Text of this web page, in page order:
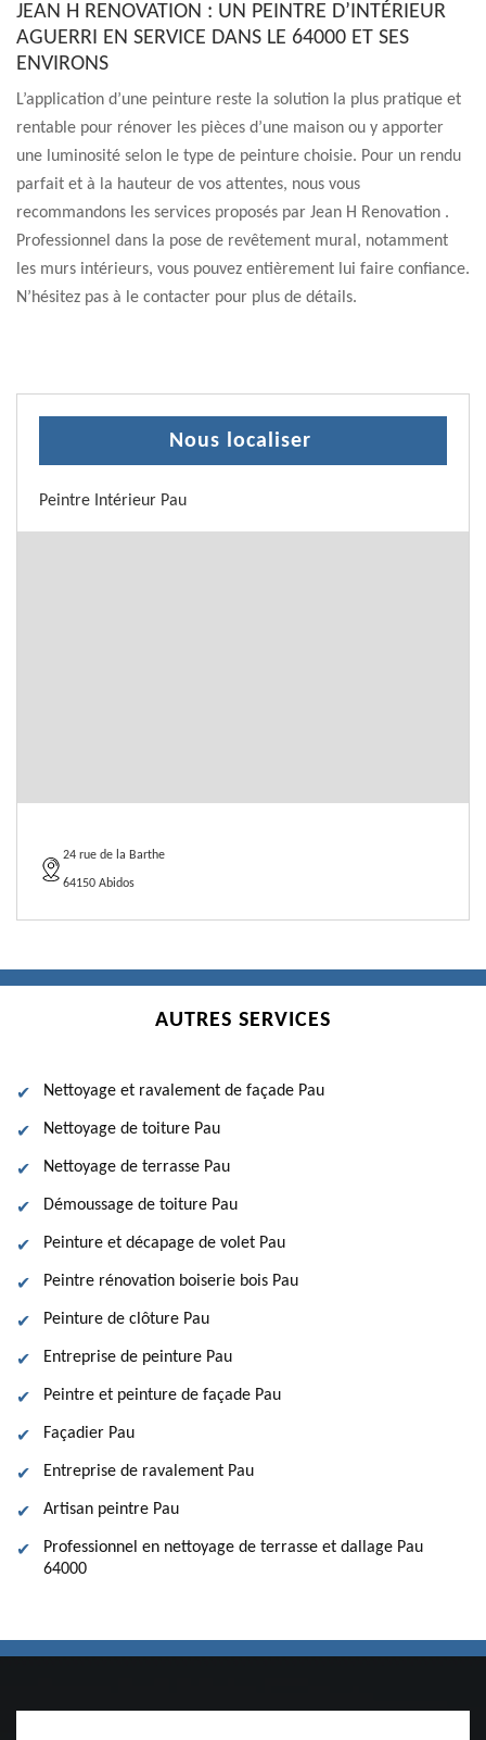
JEAN H RENOVATION : UN PEINTRE D’INTÉRIEUR
AGUERRI EN SERVICE DANS LE 64000 ET SES
ENVIRONS
L’application d’une peinture reste la solution la plus pratique et
rentable pour rénover les pièces d’une maison ou y apporter
une luminosité selon le type de peinture choisie. Pour un rendu
parfait et à la hauteur de vos attentes, nous vous
recommandons les services proposés par Jean H Renovation .
Professionnel dans la pose de revêtement mural, notamment
les murs intérieurs, vous pouvez entièrement lui faire confiance.
N’hésitez pas à le contacter pour plus de détails.
Nous localiser
Peintre Intérieur Pau
24 rue de la Barthe
64150 Abidos
AUTRES SERVICES
Nettoyage et ravalement de façade Pau
Nettoyage de toiture Pau
Nettoyage de terrasse Pau
Démoussage de toiture Pau
Peinture et décapage de volet Pau
Peintre rénovation boiserie bois Pau
Peinture de clôture Pau
Entreprise de peinture Pau
Peintre et peinture de façade Pau
Façadier Pau
Entreprise de ravalement Pau
Artisan peintre Pau
Professionnel en nettoyage de terrasse et dallage Pau
64000